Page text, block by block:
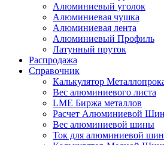
Алюминиевый уголок
Алюминиевая чушка
Алюминиевая лента
Алюминиевый Профиль
Латунный пруток
Распродажа
Справочник
Калькулятор
Вес алюминиевого листа
LME Биржа металлов
Расчет Алюминиевой
Вес алюминиевой шины
Ток для алюминиевой